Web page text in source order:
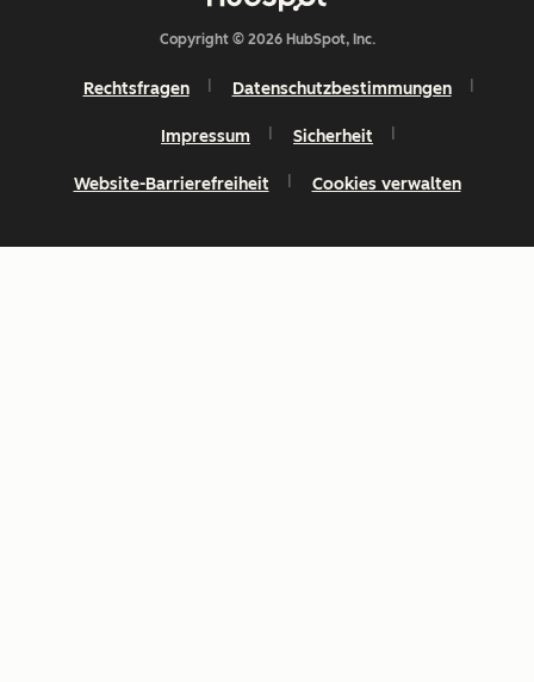
Copyright © 2026 HubSpot, Inc.
Rechtsfragen Datenschutzbestimmungen
Impressum Sicherheit
Website-Barrierefreiheit Cookies verwalten